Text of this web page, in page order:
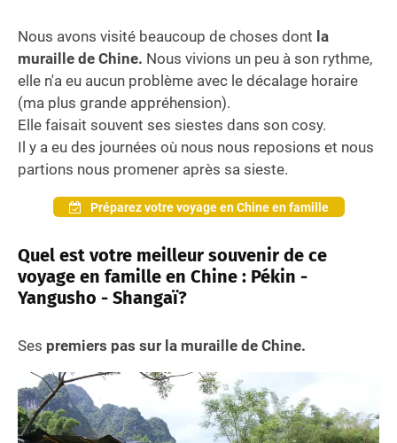
Nous avons visité beaucoup de choses dont la
muraille de Chine. Nous vivions un peu à son rythme,
elle n'a eu aucun problème avec le décalage horaire
(ma plus grande appréhension).
Elle faisait souvent ses siestes dans son cosy.
Il y a eu des journées où nous nous reposions et nous
partions nous promener après sa sieste.
Préparez votre voyage en Chine en famille
Quel est votre meilleur souvenir de ce
voyage en famille en Chine : Pékin -
Yangusho - Shangaï?
Ses premiers pas sur la muraille de Chine.